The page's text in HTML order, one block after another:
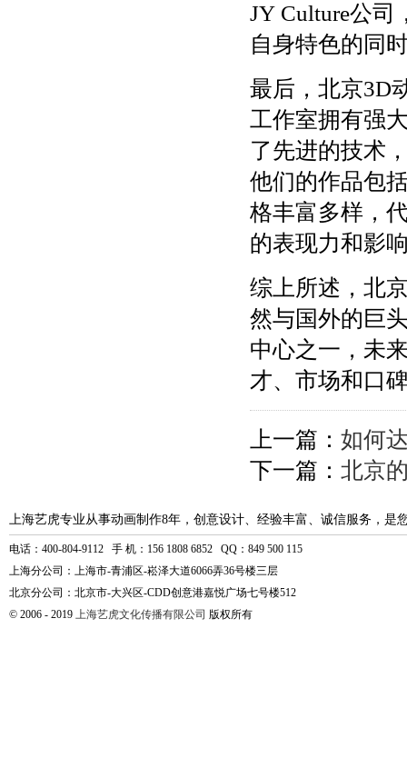
JY Culture公
自身特色的同
最后，北京3D
工作室拥有强
了先进的技术
他们的作品包
格丰富多样，
的表现力和影
综上所述，北
然与国外的巨
中心之一，未
才、市场和口
上一篇： 如何
下一篇： 北京
上海艺虎专业从事动画制作8年，创意设计、经验丰富、诚信服务，是
电话：400-804-9112 手 机：156 1808 6852 QQ：849 500 115
上海分公司：上海市-青浦区-崧泽大道6066弄36号楼三层
北京分公司：北京市-大兴区-CDD创意港嘉悦广场七号楼512
© 2006 - 2019 上海艺虎文化传播有限公司 版权所有